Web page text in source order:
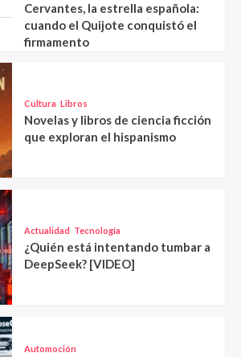
Cervantes, la estrella española:
cuando el Quijote conquistó el
firmamento
Cultura Libros
Novelas y libros de ciencia ficción
que exploran el hispanismo
Actualidad Tecnología
¿Quién está intentando tumbar a
DeepSeek? [VIDEO]
Automoción